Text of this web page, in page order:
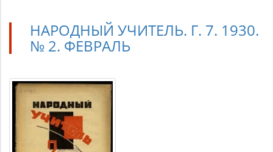
НАРОДНЫЙ УЧИТЕЛЬ. Г. 7. 1930.
№ 2. ФЕВРАЛЬ